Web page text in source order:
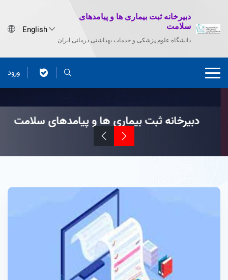
دبیرخانه ثبت بیماری ها و پیامدهای
سلامت
دانشگاه علوم پزشکی و خدمات بهداشتی درمانی ایران
ورود
دبیرخانه ثبت بیماری ها و پیامدهای سلامت